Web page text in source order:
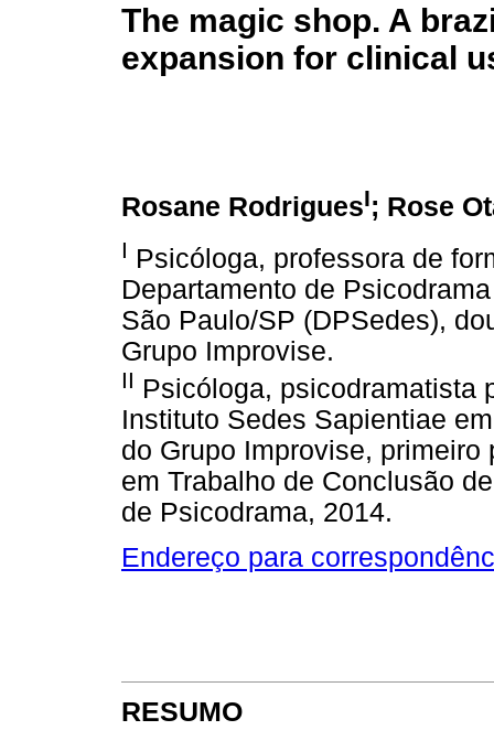
The magic shop. A
expansion for clinical
Rosane RodriguesI; Rose
I Psicóloga, professora de
Departamento de
São Paulo/SP (DPSedes),
Grupo Improvise.
II Psicóloga, psicodramatista
Instituto Sedes Sapientiae
do Grupo Improvise,
em Trabalho de Conclusão
de Psicodrama, 2014.
Endereço para
RESUMO